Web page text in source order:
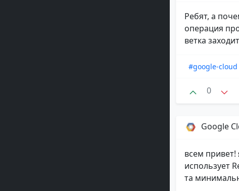
Ребят, а
операция
ветка
#google-cloud
0
Google
всем
использует
та